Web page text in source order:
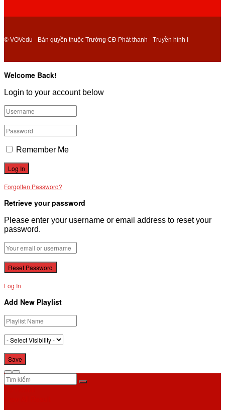
© VOVedu - Bản quyền thuộc Trường CĐ Phát thanh - Truyền hình I
Welcome Back!
Login to your account below
Remember Me
Forgotten Password?
Retrieve your password
Please enter your username or email address to reset your
password.
Log In
Add New Playlist